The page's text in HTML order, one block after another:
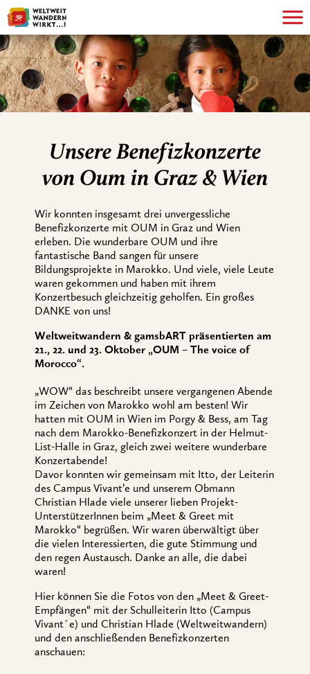
Unsere Benefizkonzerte
von Oum in Graz & Wien
Wir konnten insgesamt drei unvergessliche
Benefizkonzerte mit OUM in Graz und Wien
erleben. Die wunderbare OUM und ihre
fantastische Band sangen für unsere
Bildungsprojekte in Marokko. Und viele, viele Leute
waren gekommen und haben mit ihrem
Konzertbesuch gleichzeitig geholfen. Ein großes
DANKE von uns!
Weltweitwandern & gamsbART präsentierten am
21., 22. und 23. Oktober „OUM – The voice of
Morocco“.
„WOW“ das beschreibt unsere vergangenen Abende
im Zeichen von Marokko wohl am besten! Wir
hatten mit OUM in Wien im Porgy & Bess, am Tag
nach dem Marokko-Benefizkonzert in der Helmut-
List-Halle in Graz, gleich zwei weitere wunderbare
Konzertabende!
Davor konnten wir gemeinsam mit Itto, der Leiterin
des Campus Vivant’e und unserem Obmann
Christian Hlade viele unserer lieben Projekt-
UnterstützerInnen beim „Meet & Greet mit
Marokko“ begrüßen. Wir waren überwältigt über
die vielen Interessierten, die gute Stimmung und
den regen Austausch. Danke an alle, die dabei
waren!
Hier können Sie die Fotos von den „Meet & Greet-
Empfängen“ mit der Schulleiterin Itto (Campus
Vivant´e) und Christian Hlade (Weltweitwandern)
und den anschließenden Benefizkonzerten
anschauen: